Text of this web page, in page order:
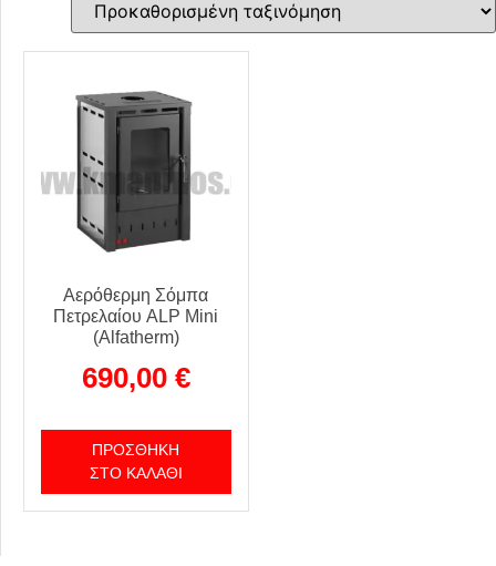
Αερόθερμη Σόμπα
Πετρελαίου ALP Mini
(Alfatherm)
690,00 €
ΠΡΟΣΘΉΚΗ
ΣΤΟ ΚΑΛΆΘΙ